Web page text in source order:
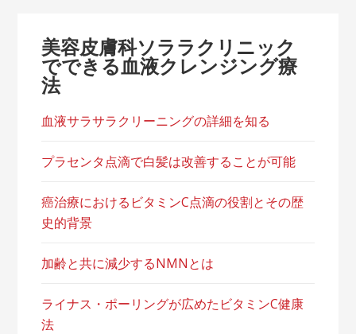
美容皮膚科ソララクリニック
でできる血液クレンジング療
法
血液サラサラクリーニングの詳細を知る
プラセンタ点滴で白髪は改善することが可能
癌治療におけるビタミンC点滴の役割とその歴
史的背景
加齢と共に減少するNMNとは
ライナス・ポーリングが広めたビタミンC健康
法